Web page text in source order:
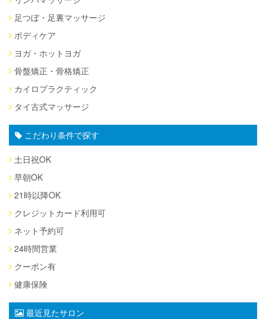
足つぼ・足裏マッサージ
ボディケア
ヨガ・ホットヨガ
骨盤矯正・骨格矯正
カイロプラクティック
タイ古式マッサージ
こだわり条件で探す
土日祝OK
早朝OK
21時以降OK
クレジットカード利用可
ネット予約可
24時間営業
クーポン有
健康保険
最近見たサロン